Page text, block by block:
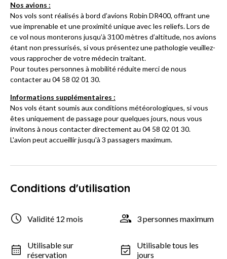
Nos avions :
Nos vols sont réalisés à bord d’avions Robin DR400, offrant une
vue imprenable et une proximité unique avec les reliefs. Lors de
ce vol nous monterons jusqu’à 3100 mètres d’altitude, nos avions
étant non pressurisés, si vous présentez une pathologie veuillez-
vous rapprocher de votre médecin traitant.
Pour toutes personnes à mobilité réduite merci de nous
contacter au 04 58 02 01 30.
Informations supplémentaires :
Nos vols étant soumis aux conditions météorologiques, si vous
êtes uniquement de passage pour quelques jours, nous vous
invitons à nous contacter directement au 04 58 02 01 30.
L'avion peut accueillir jusqu'à 3 passagers maximum.
Conditions d'utilisation
Validité 12 mois 3 personnes maximum
Utilisable sur
réservation
Utilisable tous les
jours